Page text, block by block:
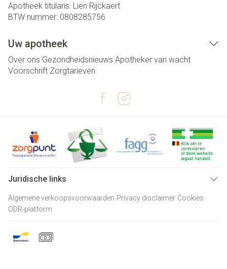
Apotheek titularis: Lien Rijckaert
BTW nummer: 0808285756
Uw apotheek
Over ons Gezondheidsnieuws Apotheker van wacht
Voorschrift Zorgtarieven
Juridische links
Algemene verkoopsvoorwaarden Privacy disclaimer Cookies
ODR-platform